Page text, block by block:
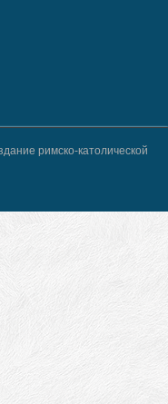
римско-католической